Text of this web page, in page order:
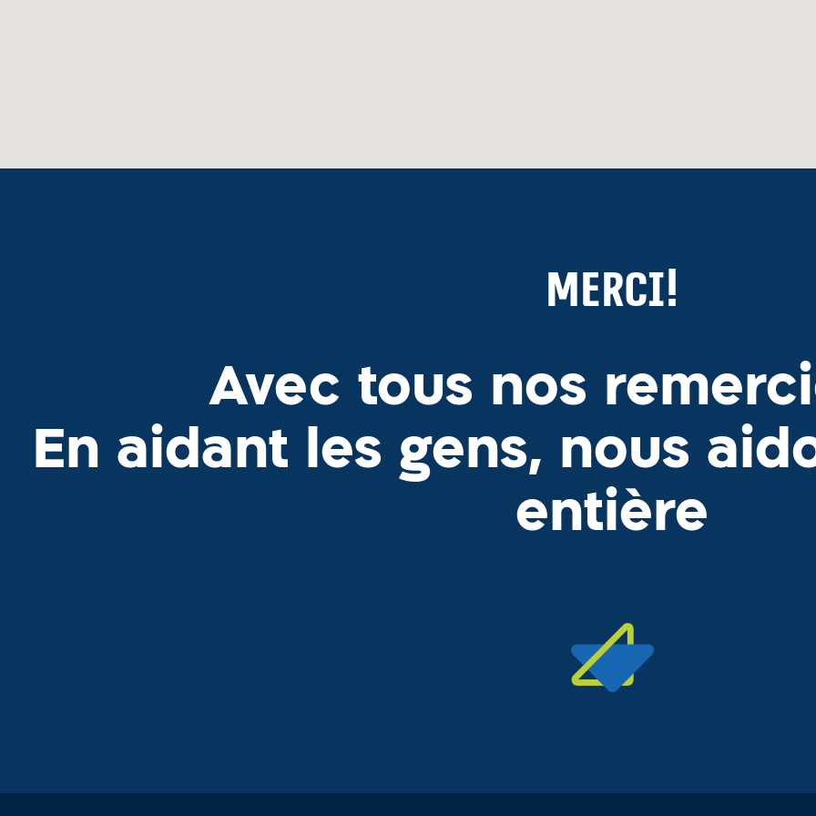
Merci!
Avec tous nos
En aidant les gens, nous
entière